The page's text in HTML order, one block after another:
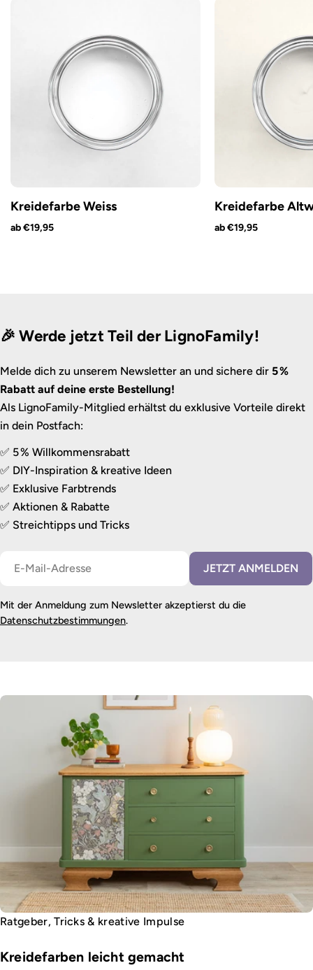
Kreidefarbe Weiss
ab €19,95
Kreidefarbe
ab €19,95
🎉 Werde jetzt Teil der LignoFamily!
Melde dich zu unserem Newsletter an und sichere dir 5 %
Rabatt auf deine erste Bestellung!
Als LignoFamily-Mitglied erhältst du exklusive Vorteile direkt
in dein Postfach:
✅ 5 % Willkommensrabatt
✅ DIY-Inspiration & kreative Ideen
✅ Exklusive Farbtrends
✅ Aktionen & Rabatte
✅ Streichtipps und Tricks
JETZT ANMELDEN
Mit der Anmeldung zum Newsletter akzeptierst du die
Datenschutzbestimmungen.
Ratgeber, Tricks & kreative Impulse
Kreidefarben leicht gemacht